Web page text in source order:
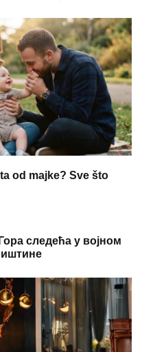
od majke? Sve što
следећа у војном